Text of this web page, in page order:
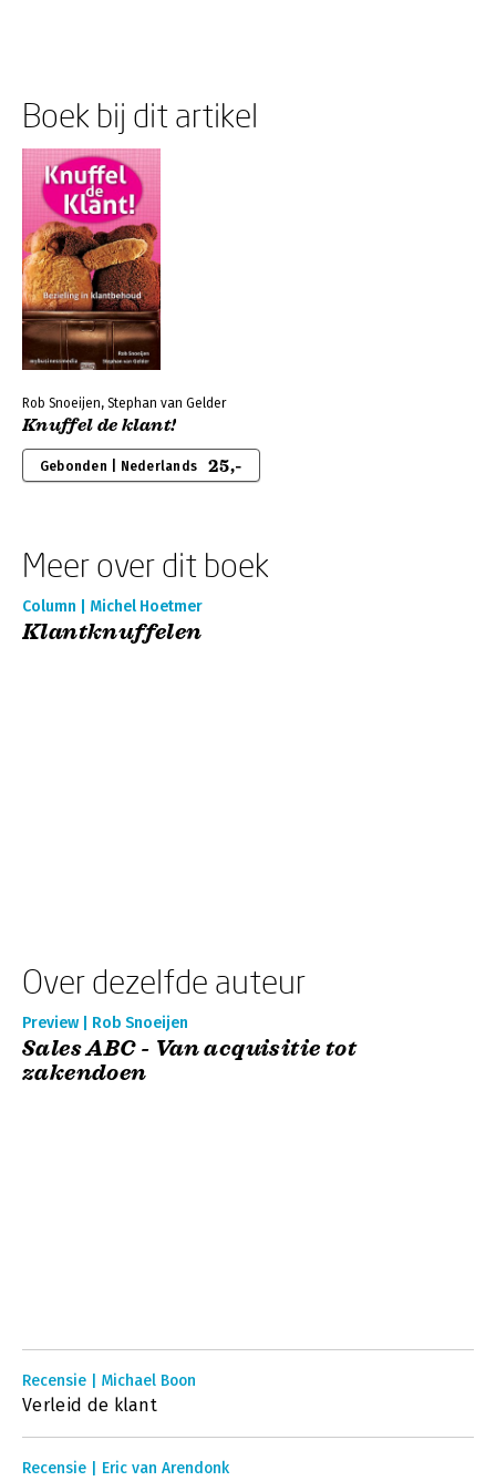
Boek bij dit artikel
Rob Snoeijen, Stephan van Gelder
Knuffel de klant!
Gebonden | Nederlands 25,-
Meer over dit boek
Column | Michel Hoetmer
Klantknuffelen
Over dezelfde auteur
Preview | Rob Snoeijen
Sales ABC - Van acquisitie tot
zakendoen
Recensie | Michael Boon
Verleid de klant
Recensie | Eric van Arendonk